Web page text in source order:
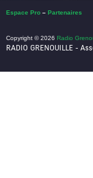
Espace Pro – Partenaires
Copyright © 2026 Radio
RADIO GRENOUILLE -